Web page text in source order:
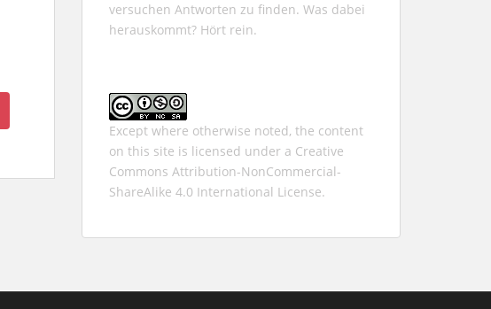
versuchen Antworten zu finden. Was dabei
herauskommt? Hört rein.
Except where otherwise noted, the content
on this site is licensed under a Creative
Commons Attribution-NonCommercial-
ShareAlike 4.0 International License.